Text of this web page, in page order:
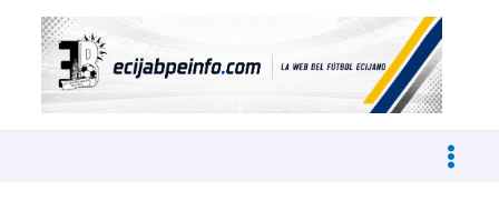
contenido